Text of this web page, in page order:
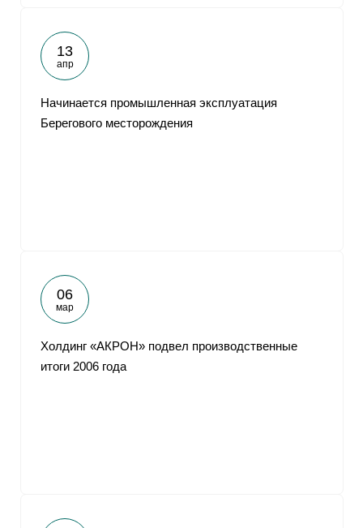
13
апр
Начинается промышленная эксплуатация
Берегового месторождения
06
мар
Холдинг «АКРОН» подвел производственные
итоги 2006 года